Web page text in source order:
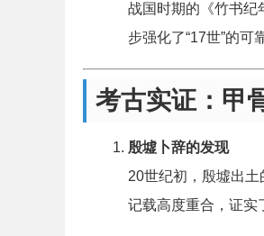
战国时期的《竹书纪
步强化了“17世”的可
考古实证：甲
殷墟卜辞的发现
20世纪初，殷墟出土
记载高度重合，证实